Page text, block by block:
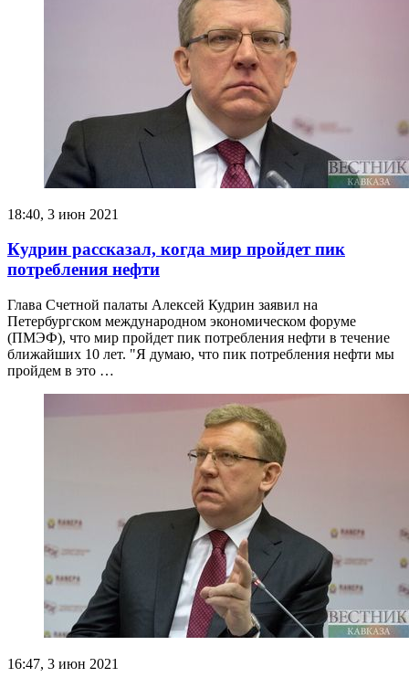
18:40, 3 июн 2021
Кудрин рассказал, когда мир пройдет пик
потребления нефти
Глава Счетной палаты Алексей Кудрин заявил на
Петербургском международном экономическом форуме
(ПМЭФ), что мир пройдет пик потребления нефти в течение
ближайших 10 лет. "Я думаю, что пик потребления нефти мы
пройдем в это …
16:47, 3 июн 2021